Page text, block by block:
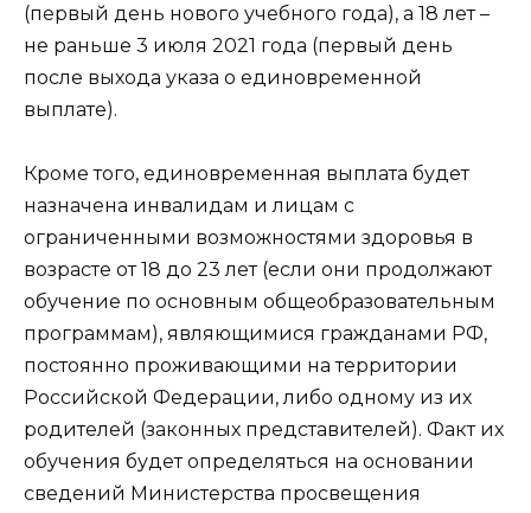
(первый день нового учебного года), а 18 лет –
не раньше 3 июля 2021 года (первый день
после выхода указа о единовременной
выплате).
Кроме того, единовременная выплата будет
назначена инвалидам и лицам с
ограниченными возможностями здоровья в
возрасте от 18 до 23 лет (если они продолжают
обучение по основным общеобразовательным
программам), являющимися гражданами РФ,
постоянно проживающими на территории
Российской Федерации, либо одному из их
родителей (законных представителей). Факт их
обучения будет определяться на основании
сведений Министерства просвещения